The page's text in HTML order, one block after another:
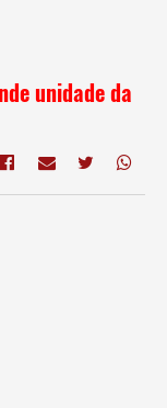
unidade da